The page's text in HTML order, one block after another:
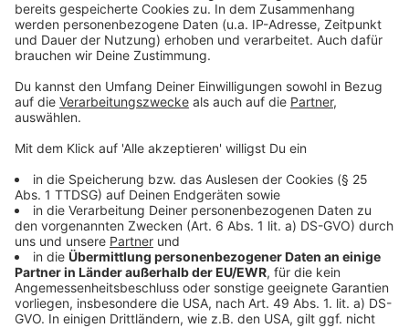
der äthiopischen Armee und der
Volksbefreiungsfront von Tigray. Viele Menschen
sind auf der Flucht und von akuter Hungersnot
bedroht. Vielfach fehlt es zudem an sauberem
Wasser und Medizin. Die Situation wird zusätzlich
durch die Corona-Pandemie und einer bereits vor
Kriegsausbruch grassierenden
Ihr könnt die Hilfe des Kindermissionswerks "Die
Sternsinger" durch Spenden unterstützen - hier
die Daten des Spendenkontos:
Pax-Bank eG / Stichwort „Nothilfe Ostafrika“ /
IBAN: DE 95 3706 0193 0000 0010 31 / BIC: